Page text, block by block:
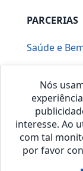
PARCERIAS
Saúde e
Nós
interesse. Ao
com tal
por favor